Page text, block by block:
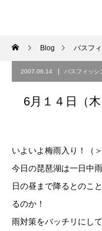
Blog バスフ
2007.06.14 バスフィッシ
6月１４日（木
いよいよ梅雨入り！（＞
今日の琵琶湖は一日中
日の昼まで降るとのこ
るのか！
雨対策をバッチリにし